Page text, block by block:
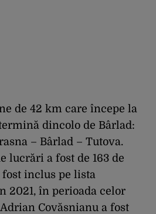
de 42 km care începe la
dincolo de Bârlad:
– Bârlad – Tutova.
lucrări a fost de 163 de
inclus pe lista
2021, în perioada celor
Covăsnianu a fost